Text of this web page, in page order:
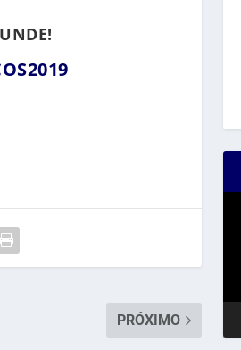
PRÓXIMO